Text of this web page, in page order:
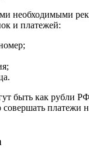
необходимыми
и платежей:
быть как рубли
платежи